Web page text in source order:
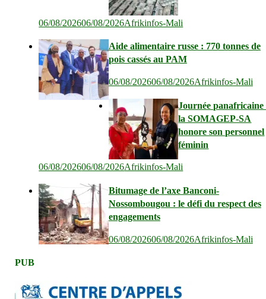
06/08/202606/08/2026Afrikinfos-Mali
Aide alimentaire russe : 770 tonnes de
pois cassés au PAM
06/08/202606/08/2026Afrikinfos-Mali
Journée panafricaine
la SOMAGEP-SA
honore son personnel
féminin
06/08/202606/08/2026Afrikinfos-Mali
Bitumage de l’axe Banconi-
Nossombougou : le défi du respect des
engagements
06/08/202606/08/2026Afrikinfos-Mali
PUB